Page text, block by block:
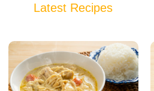
Latest Recipes